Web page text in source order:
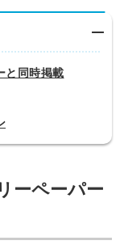
と同時掲載
ーペーパー